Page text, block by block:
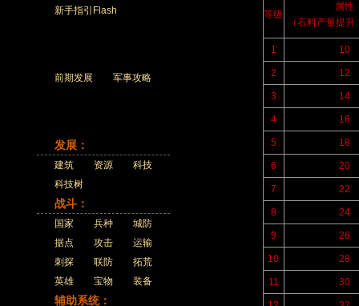
等级
属性
（石料产量提
1 10
2 12
3 14
4 16
5 18
6 20
7 22
8 24
9 26
10 28
11 30
新手指引Flash
前期发展 军事攻略
发展：
建筑 资源
科技
科技树
战斗：
国家 兵种
城防
据点
攻击
运输
刺探
联防
拓荒
英雄
宝物 装备
辅助系统：